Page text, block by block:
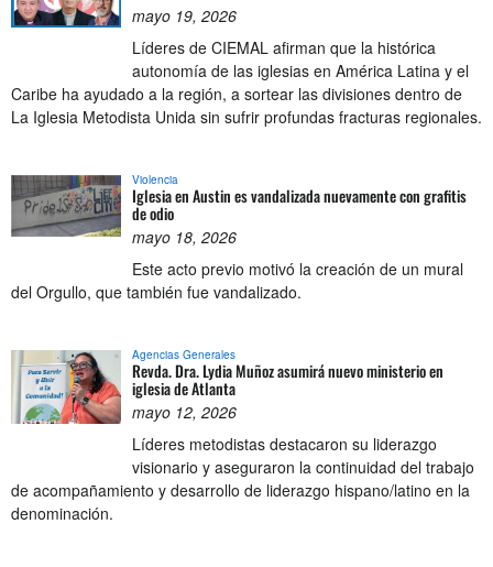
mayo 19, 2026
Líderes de CIEMAL afirman que la histórica
autonomía de las iglesias en América Latina y el
Caribe ha ayudado a la región, a sortear las divisiones dentro de
La Iglesia Metodista Unida sin sufrir profundas fracturas regionales.
Violencia
Iglesia en Austin es vandalizada nuevamente con grafitis
de odio
mayo 18, 2026
Este acto previo motivó la creación de un mural
del Orgullo, que también fue vandalizado.
Agencias Generales
Revda. Dra. Lydia Muñoz asumirá nuevo ministerio en
iglesia de Atlanta
mayo 12, 2026
Líderes metodistas destacaron su liderazgo
visionario y aseguraron la continuidad del trabajo
de acompañamiento y desarrollo de liderazgo hispano/latino en la
denominación.